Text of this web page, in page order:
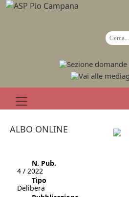
ALBO ONLINE
N. Pub.
4 / 2022
Tipo
Delibera